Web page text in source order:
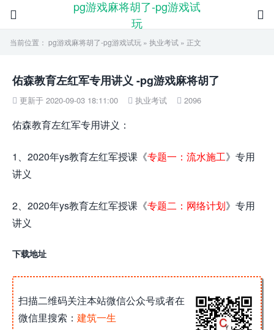
pg游戏麻将胡了-pg游戏试
玩


当前位置： pg游戏麻将胡了-pg游戏试玩 » 执业考试 » 正文
佑森教育左红军专用讲义 -pg游戏麻将胡了
 更新于 2020-09-03 18:11:00  执业考试  2096
佑森教育左红军专用讲义：
1、2020年ys教育左红军授课《专题一：流水施工》专用
讲义
2、2020年ys教育左红军授课《专题二：网络计划》专用
讲义
下载地址
扫描二维码关注本站微信公众号或者在
微信里搜索： 建筑一生